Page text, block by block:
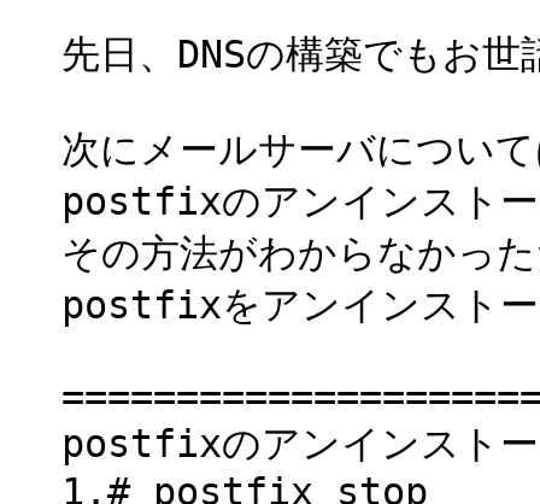
先日、DNSの構築でもお
次にメールサーバについ
postfixのアンインストー
その方法がわからなかっ
postfixをアンインストー
postfixのアンインスト
1.# postfix stop